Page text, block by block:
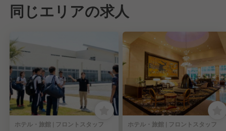
同じエリアの求人
ホテル・旅館 | フロントスタッフ ホテル・旅館 | フロントスタッフ